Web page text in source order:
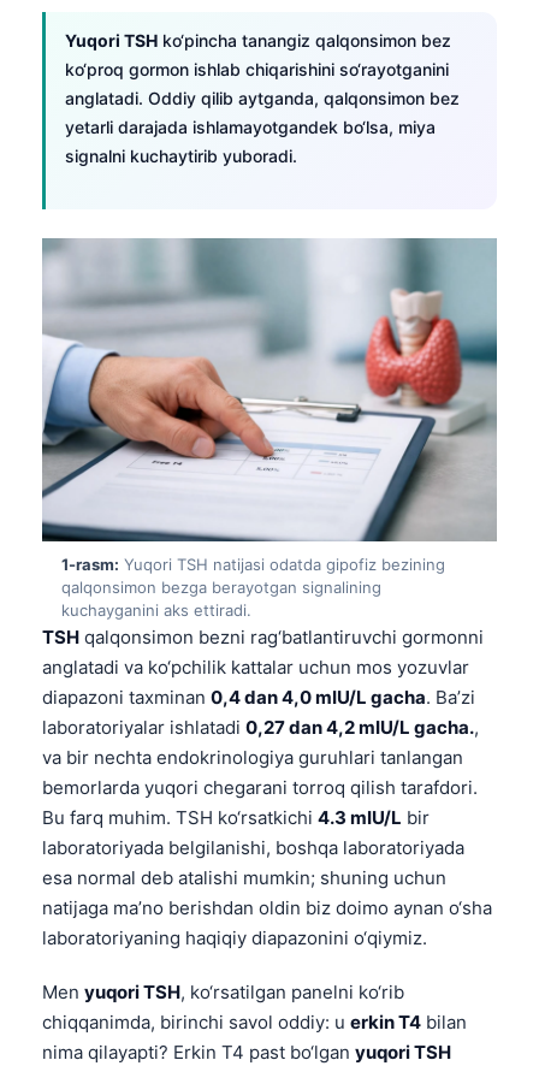
Yuqori TSH ko‘pincha tanangiz qalqonsimon bez
ko‘proq gormon ishlab chiqarishini so‘rayotganini
anglatadi. Oddiy qilib aytganda, qalqonsimon bez
yetarli darajada ishlamayotgandek bo‘lsa, miya
signalni kuchaytirib yuboradi.
1-rasm: Yuqori TSH natijasi odatda gipofiz bezining
qalqonsimon bezga berayotgan signalining
kuchayganini aks ettiradi.
TSH qalqonsimon bezni rag‘batlantiruvchi gormonni
anglatadi va ko‘pchilik kattalar uchun mos yozuvlar
diapazoni taxminan 0,4 dan 4,0 mIU/L gacha. Ba’zi
laboratoriyalar ishlatadi 0,27 dan 4,2 mIU/L gacha.,
va bir nechta endokrinologiya guruhlari tanlangan
bemorlarda yuqori chegarani torroq qilish tarafdori.
Bu farq muhim. TSH ko‘rsatkichi 4.3 mIU/L bir
laboratoriyada belgilanishi, boshqa laboratoriyada
esa normal deb atalishi mumkin; shuning uchun
natijaga ma’no berishdan oldin biz doimo aynan o‘sha
laboratoriyaning haqiqiy diapazonini o‘qiymiz.
Men yuqori TSH, ko‘rsatilgan panelni ko‘rib
chiqqanimda, birinchi savol oddiy: u erkin T4 bilan
nima qilayapti? Erkin T4 past bo‘lgan yuqori TSH